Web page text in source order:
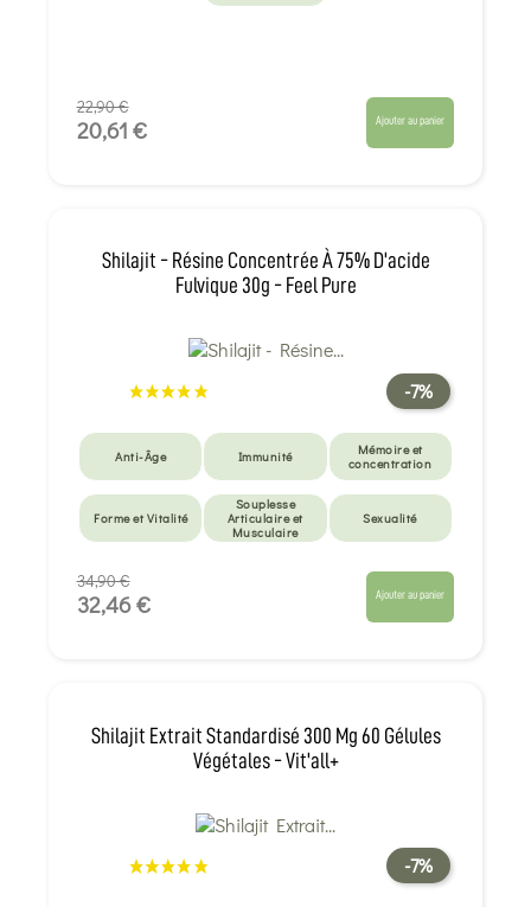
22,90 €
20,61 € Ajouter au panier
Shilajit - Résine Concentrée À 75% D'acide
Fulvique 30g - Feel Pure
-7%
Anti-Âge Immunité
Mémoire et
concentration
Forme et Vitalité
Souplesse
Articulaire et
Musculaire
Sexualité
34,90 €
32,46 € Ajouter au panier
Shilajit Extrait Standardisé 300 Mg 60 Gélules
Végétales - Vit'all+
-7%